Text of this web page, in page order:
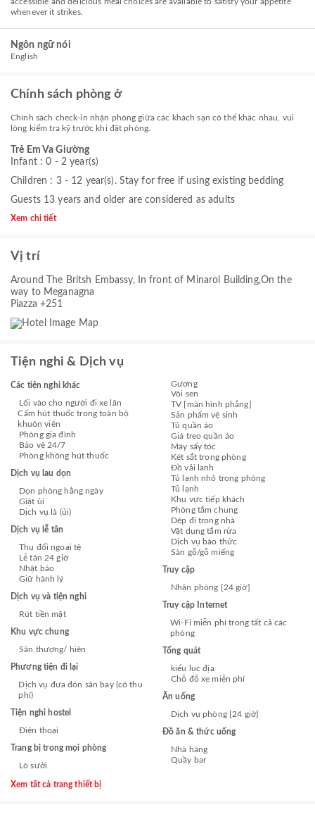
whenever it strikes.
Ngôn ngữ nói
English
Chính sách phòng ở
Chính sách check-in nhận phòng giữa các khách sạn có thể khác nhau, vui
lòng kiểm tra kỹ trước khi đặt phòng.
Trẻ Em Va Giường
Infant : 0 - 2 year(s)
Children : 3 - 12 year(s). Stay for free if using existing bedding
Guests 13 years and older are considered as adults
Xem chi tiết
Vị trí
Around The Britsh Embassy, In front of Minarol Building,On the
way to Meganagna
Piazza +251
Tiện nghi & Dịch vụ
Các tiện nghi khác
Lối vào cho người đi xe lăn
Cấm hút thuốc trong toàn bộ
khuôn viên
Phòng gia đình
Bảo vệ 24/7
Phòng không hút thuốc
Dịch vụ lau dọn
Dọn phòng hằng ngày
Giặt ủi
Dịch vụ là (ủi)
Dịch vụ lễ tân
Thu đổi ngoại tệ
Lễ tân 24 giờ
Nhật báo
Giữ hành lý
Dịch vụ và tiện nghi
Rút tiền mặt
Khu vực chung
Sân thượng/ hiên
Phương tiện đi lại
Dịch vụ đưa đón sân bay (có thu
phí)
Tiện nghi hostel
Điện thoại
Trang bị trong mọi phòng
Lò sưởi
Gương
Vòi sen
TV [màn hình phẳng]
Sản phẩm vệ sinh
Tủ quần áo
Giá treo quần áo
Máy sấy tóc
Két sắt trong phòng
Đồ vải lanh
Tủ lạnh nhỏ trong phòng
Tủ lạnh
Khu vực tiếp khách
Phòng tắm chung
Dép đi trong nhà
Vật dụng tắm rửa
Dịch vụ báo thức
Sàn gỗ/gỗ miếng
Truy cập
Nhận phòng [24 giờ]
Truy cập Internet
Wi-Fi miễn phí trong tất cả các
phòng
Tổng quát
kiểu lục địa
Chỗ đỗ xe miễn phí
Ăn uống
Dịch vụ phòng [24 giờ]
Đồ ăn & thức uống
Nhà hàng
Quầy bar
Xem tất cả trang thiết bị